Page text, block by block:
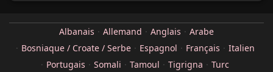
Albanais Allemand Anglais
Arabe
Bosniaque / Croate / Serbe
Espagnol Français
Italien
Portugais
Somali Tamoul Tigrigna Turc